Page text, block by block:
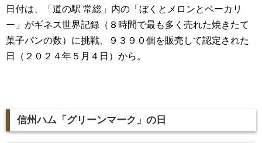
日付は、「道の駅 常総」内の「ぼくとメロンとベーカリ
ー」がギネス世界記録（８時間で最も多く売れた焼きたて
菓子パンの数）に挑戦、９３９０個を販売して認定された
日（２０２４年５月４日）から。
信州ハム「グリーンマーク」の日